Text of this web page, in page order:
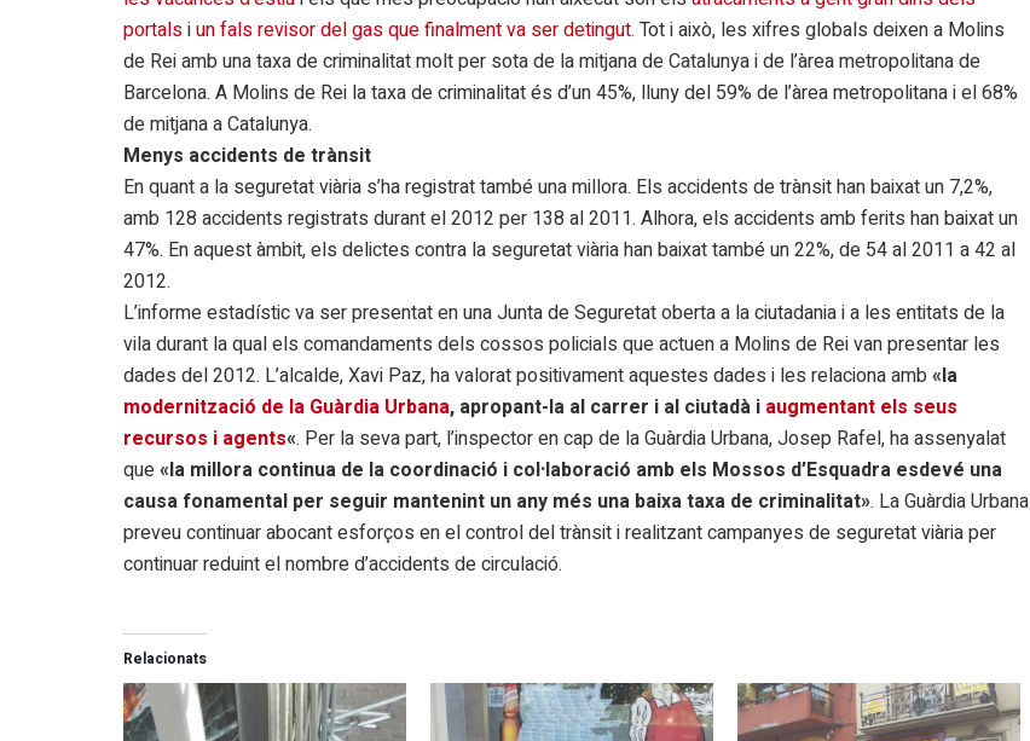
portalsiun fals revisor del gas que finalment va ser detingut. Tot i això, les xifres globals deixen a Molins
de Rei amb una taxa de criminalitat molt per sota de la mitjana de Catalunya i de l’àrea metropolitana de
Barcelona. A Molins de Rei la taxa de criminalitat és d’un 45%, lluny del 59% de l’àrea metropolitana i el 68%
de mitjana a Catalunya.
Menys accidents de trànsit
En quant a la seguretat viària s’ha registrat també una millora. Els accidents de trànsit han baixat un 7,2%,
amb 128 accidents registrats durant el 2012 per 138 al 2011. Alhora, els accidents amb ferits han baixat un
47%. En aquest àmbit, els delictes contra la seguretat viària han baixat també un 22%, de 54 al 2011 a 42 al
2012.
L’informe estadístic va ser presentat en una Junta de Seguretat oberta a la ciutadania i a les entitats de la
vila durant la qual els comandaments dels cossos policials que actuen a Molins de Rei van presentar les
dades del 2012. L’alcalde, Xavi Paz, ha valorat positivament aquestes dades i les relaciona amb«la
modernització de la Guàrdia Urbana, apropant-la al carrer i al ciutadà i augmentant els seus
recursos i agents«. Per la seva part, l’inspector en cap de la Guàrdia Urbana, Josep Rafel, ha assenyalat
que«la millora continua de la coordinació i col·laboració amb els Mossos d’Esquadra esdevé una
causa fonamental per seguir mantenint un any més una baixa taxa de criminalitat». La Guàrdia Urbana
preveu continuar abocant esforços en el control del trànsit i realitzant campanyes de seguretat viària per
continuar reduint el nombre d’accidents de circulació.
Relacionats